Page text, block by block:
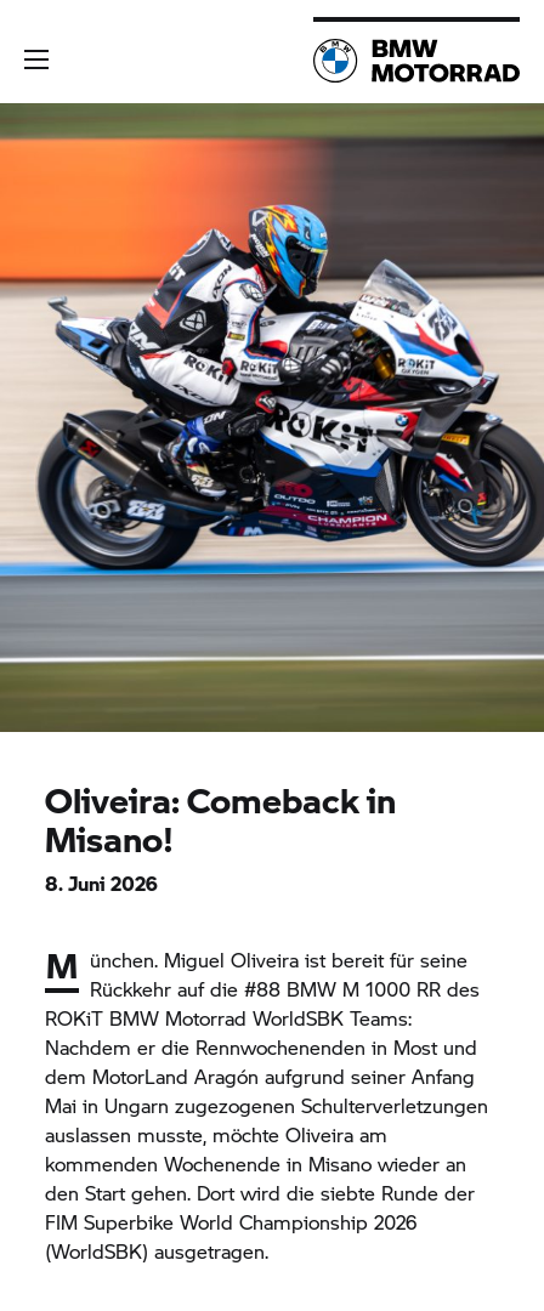
Oliveira: Comeback in
Misano!
8. Juni 2026
M ünchen. Miguel Oliveira ist bereit für seine
Rückkehr auf die #88 BMW M 1000 RR des
ROKiT BMW Motorrad WorldSBK Teams:
Nachdem er die Rennwochenenden in Most und
dem MotorLand Aragón aufgrund seiner Anfang
Mai in Ungarn zugezogenen Schulterverletzungen
auslassen musste, möchte Oliveira am
kommenden Wochenende in Misano wieder an
den Start gehen. Dort wird die siebte Runde der
FIM Superbike World Championship 2026
(WorldSBK) ausgetragen.